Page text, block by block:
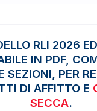
RLI 2026
IN PDF,
SEZIONI, PER
DI AFFITTO E
SECCA.